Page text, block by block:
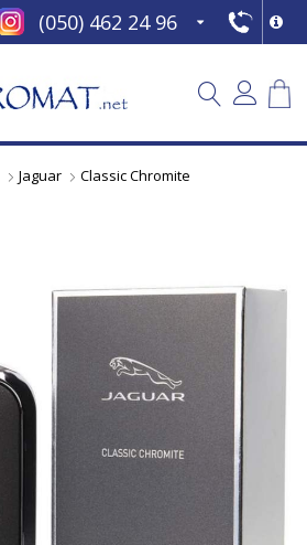
(050) 462 24 96
Jaguar Classic Chromite